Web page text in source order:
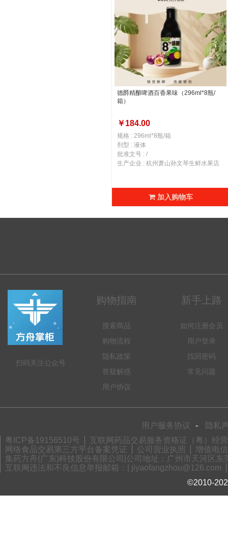
德爵精酿啤酒百香果味（296ml*8瓶/
箱）
￥184.00
规格 : 296ml*8瓶/箱
剂型 : 液体
批准文号 : /
生产企业 : 杭州萧山孙文琴生鲜水果店
加入购物车
扫码关注公众号
购物指南
搜索商品
购物流程
隐私政策
答疑解惑
用户协议
新手上路
如何注册会员
用户登录
找回密码
常见问题
用户服务协议 -
隐私
粤ICP备19156510号
互联网药品交易服务资格证（粤）经
网络食品交易第三方平台备案凭证
公司营业执照
增值电
集药方舟(广东)科技股份有限公司|公司地址：广州市天河区
互联网违法和不良信息举报邮箱：| jiyaofangzhou@126.com
©2010-